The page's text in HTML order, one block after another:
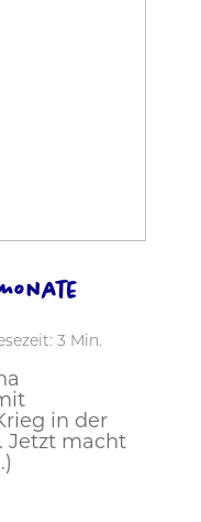
3 Min.
in der
Jetzt macht